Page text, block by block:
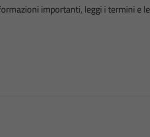
importanti, leggi i termini e le